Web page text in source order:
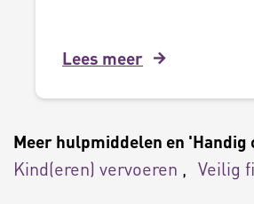
Lees meer
Meer hulpmiddelen en 'Handig
Kind(eren) vervoeren Veilig